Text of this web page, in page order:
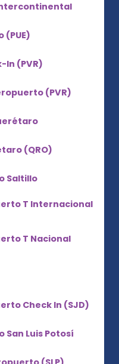
(PUE)
(PVR)
(PVR)
(QRO)
Saltillo
T Internacional
T Nacional
Check In (SJD)
San Luis Potosí